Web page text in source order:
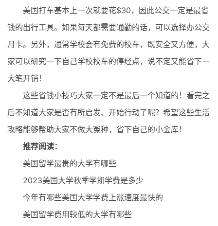
美国打车基本上一次就要花$30，因此公交一定是最省
钱的出行工具。如果每天都需要通勤的话，可以选择办公交
月卡。另外，通常学校会有免费的校车，既安全又方便，大
家可以研究一下自己学校校车的停经点，说不定又能省下一
大笔开销！
这些省钱小技巧大家一定不是最后一个知道的！看完之
后不知道大家是否有所启发、开始行动了呢？希望这些生活
攻略能够帮助大家不做大冤种，省下自己的小金库！
推荐阅读：
美国留学最贵的大学有哪些
2023美国大学秋季学期学费是多少
今年有哪些美国大学学费上涨速度最快的
美国留学费用较低的大学有哪些